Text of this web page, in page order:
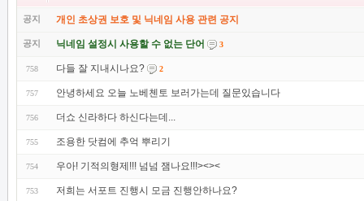
공지 개인 초상권 보호 및 닉네임 사용 관련 공지
공지 닉네임 설정시 사용할 수 없는 단어 3
758 다들 잘 지내시나요? 2
757 안녕하세요 오늘 노베첸토 보러가는데 질문있습니다
756 더쇼 신라하다 하신다는데...
755 조용한 닷컴에 추억 뿌리기
754 우아! 기적의형제!!! 넘넘 잼나요!!!><><
753 저희는 서포트 진행시 모금 진행안하나요?